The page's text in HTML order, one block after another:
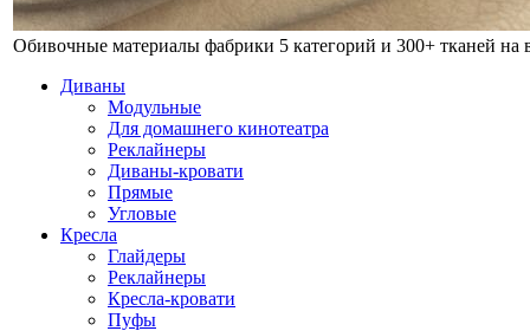
Обивочные материалы фабрики 5 категорий и 300+ тканей на
Диваны
Модульные
Для домашнего кинотеатра
Реклайнеры
Диваны-кровати
Прямые
Угловые
Кресла
Глайдеры
Реклайнеры
Кресла-кровати
Пуфы